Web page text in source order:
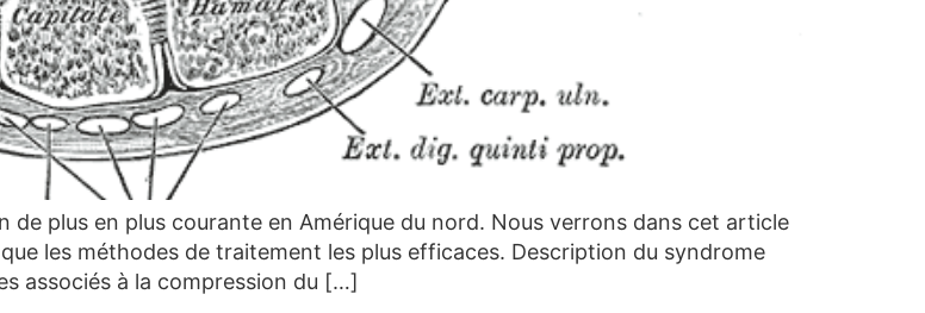
plus en plus courante en Amérique du nord. Nous verrons dans cet article
les méthodes de traitement les plus efficaces. Description du syndrome
associés à la compression du […]